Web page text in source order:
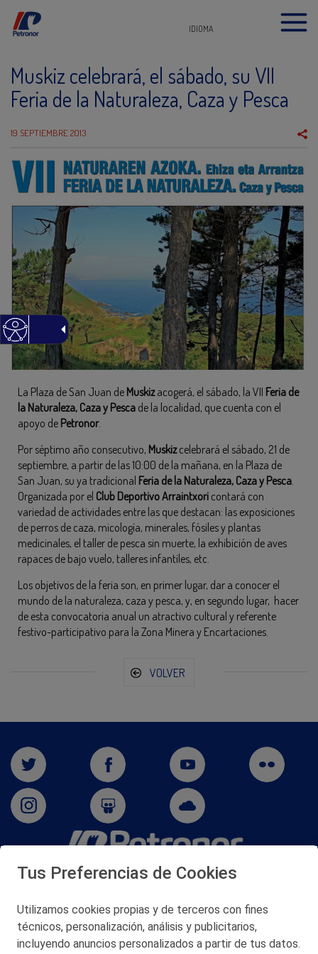
IDIOMA
Muskiz celebrará, el sábado, su VII
Feria de la Naturaleza, Caza y Pesca
19 SEPTIEMBRE 2013
La Plaza de San Juan de Muskizacogerá, el sábado, la VII Feria de
la Naturaleza, Caza y Pesca de la localidad, que cuenta con el
apoyo de Petronor.
Por séptimo año consecutivo, Muskizcelebrará el sábado, 21 de
septiembre, a partir de las 10:00 de la mañana, en la Plaza de
San Juan, su ya tradicional Feria de la Naturaleza, Caza y Pesca.
Organizada por el Club Deportivo Arraintxori contará con
variedad de actividades entre las que destacan: las exposiciones
de perros de caza, micología, minerales, fósiles y plantas
medicinales, el taller de pesca sin muerte, la exhibición de aves
rapaces de bajo vuelo, talleres infantiles, etc.
Los objetivos de la feria son, en primer lugar, dar a conocer el
mundo de la naturaleza, caza y pesca, y, en segundo lugar, hacer
de esta convocatoria anual un atractivo cultural y referente
festivo-participativo para la Zona Minera y Encartaciones.
VOLVER
San Martín 5-Edificio Muñatones,
© 2026 Petronor S.A.
Tus Preferencias de Cookies
Utilizamos cookies propias y de terceros con fines
técnicos, personalización, análisis y publicitarios,
incluyendo anuncios personalizados a partir de tus datos.